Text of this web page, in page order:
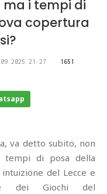
ma i tempi di
copertura
21:27
1651
va detto subito, non
tempi di posa della
del Lecce e
dei Giochi del